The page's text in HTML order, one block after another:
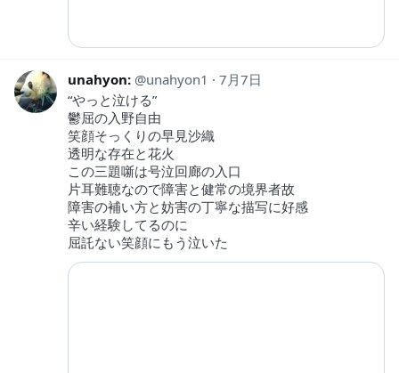
unahyon: unahyon1
7月7日
“やっと泣ける”
鬱屈の入野自由
笑顔そっくりの早見沙織
透明な存在と花火
この三題噺は号泣回廊の入口
片耳難聴なので障害と健常の境界者故
障害の補い方と妨害の丁寧な描写に好感
辛い経験してるのに
屈託ない笑顔にもう泣いた